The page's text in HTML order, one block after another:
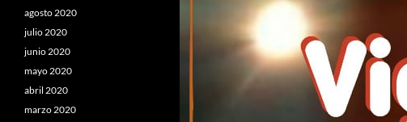
agosto 2020
julio 2020
junio 2020
mayo 2020
abril 2020
marzo 2020